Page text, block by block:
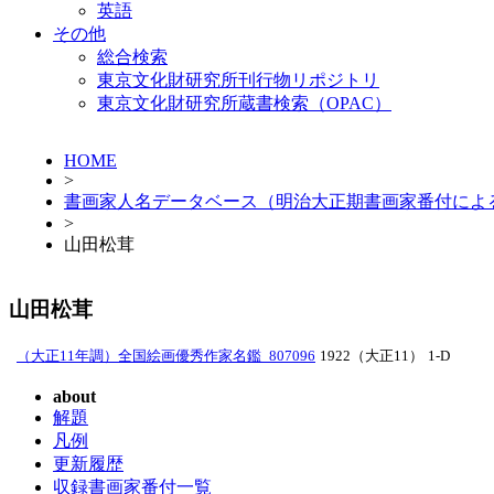
英語
その他
総合検索
東京文化財研究所刊行物リポジトリ
東京文化財研究所蔵書検索（OPAC）
HOME
>
書画家人名データベース（明治大正期書画家番付によ
>
山田松茸
山田松茸
（大正11年調）全国絵画優秀作家名鑑_807096 1922（大正11） 1-D
about
解題
凡例
更新履歴
収録書画家番付一覧